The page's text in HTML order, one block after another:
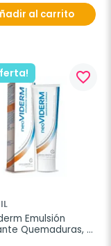
al carrito
favorite_border
Emulsión
Quemaduras,